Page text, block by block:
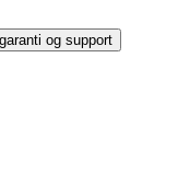
og support